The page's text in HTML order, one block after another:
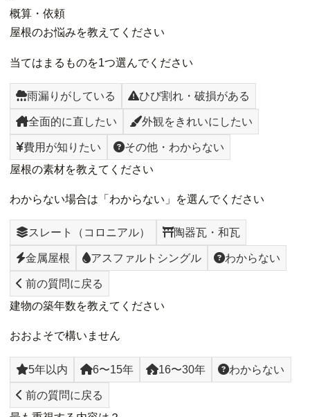
概算・依頼
屋根のお悩みを教えてください
当てはまるものを1つ選んでください
雨漏りがしている ひび割れ・破損がある
全面的に直したい 外観をきれいにしたい
費用が知りたい
その他・わからない
屋根の素材を教えてください
わからない場合は「わからない」を選んでください
スレート（コロニアル） 陶器瓦・和瓦
金属屋根 アスファルトシングル わからない
前の質問に戻る
建物の築年数を教えてください
おおよそで構いません
5年以内 6〜15年 16〜30年 わからない
前の質問に戻る